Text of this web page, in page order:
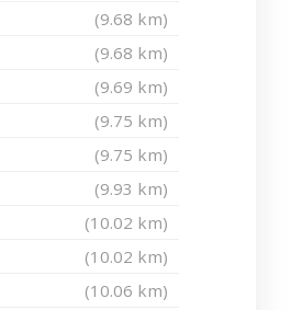
(9.68 km)
(9.68 km)
(9.69 km)
(9.75 km)
(9.75 km)
(9.93 km)
(10.02 km)
(10.02 km)
(10.06 km)